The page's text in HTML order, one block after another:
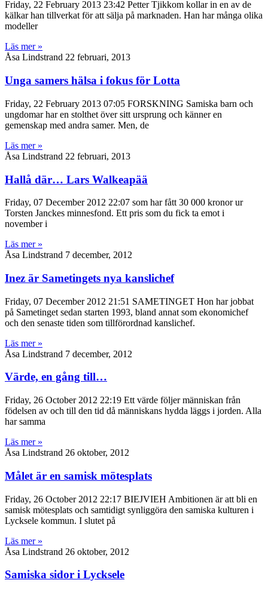
Friday, 22 February 2013 23:42 Petter Tjikkom kollar in en av de
kälkar han tillverkat för att sälja på marknaden. Han har många olika
modeller
Läs mer »
Åsa Lindstrand 22 februari, 2013
Unga samers hälsa i fokus för Lotta
Friday, 22 February 2013 07:05 FORSKNING Samiska barn och
ungdomar har en stolthet över sitt ursprung och känner en
gemenskap med andra samer. Men, de
Läs mer »
Åsa Lindstrand 22 februari, 2013
Hallå där… Lars Walkeapää
Friday, 07 December 2012 22:07 som har fått 30 000 kronor ur
Torsten Janckes minnesfond. Ett pris som du fick ta emot i
november i
Läs mer »
Åsa Lindstrand 7 december, 2012
Inez är Sametingets nya kanslichef
Friday, 07 December 2012 21:51 SAMETINGET Hon har jobbat
på Sametinget sedan starten 1993, bland annat som ekonomichef
och den senaste tiden som tillförordnad kanslichef.
Läs mer »
Åsa Lindstrand 7 december, 2012
Värde, en gång till…
Friday, 26 October 2012 22:19 Ett värde följer människan från
födelsen av och till den tid då människans hydda läggs i jorden. Alla
har samma
Läs mer »
Åsa Lindstrand 26 oktober, 2012
Målet är en samisk mötesplats
Friday, 26 October 2012 22:17 BIEJVIEH Ambitionen är att bli en
samisk mötesplats och samtidigt synliggöra den samiska kulturen i
Lycksele kommun. I slutet på
Läs mer »
Åsa Lindstrand 26 oktober, 2012
Samiska sidor i Lycksele